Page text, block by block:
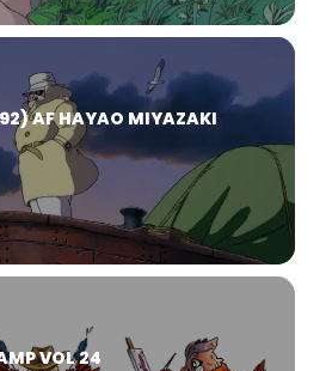
AF HAYAO MIYAZAKI
VOL 24